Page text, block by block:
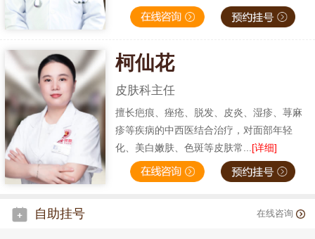
柯仙花
皮肤科主任
擅长疤痕、痤疮、脱发、皮炎、湿疹、荨麻
疹等疾病的中西医结合治疗，对面部年轻
化、美白嫩肤、色斑等皮肤常...[详细]
自助挂号 在线咨询